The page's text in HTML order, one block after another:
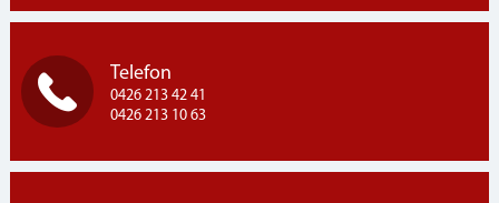
İdari İşleri Müdürlüğü
Bakanlık Muhabere
Emanet Memurluğu
Talimat Kabahat
Telefon
0426 213 42 41
0426 213 10 63